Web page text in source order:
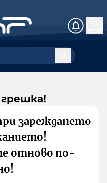
зареждането
отново по-